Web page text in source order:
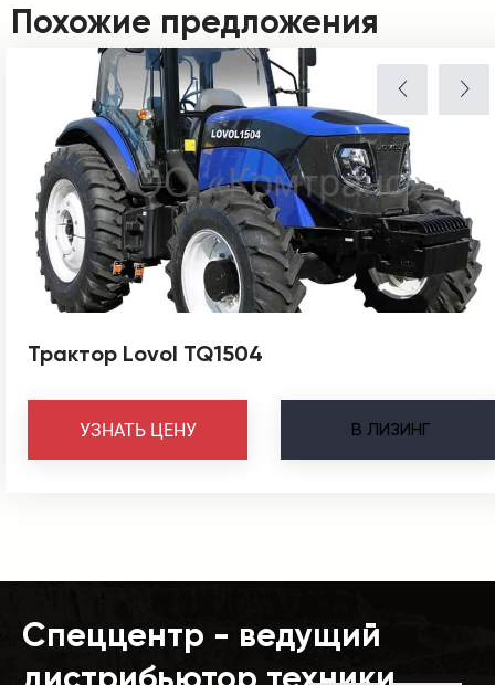
Похожие предложения
Трактор Lovol TQ1504
В ЛИЗИНГ
УЗНАТЬ ЦЕНУ
Спеццентр - ведущий